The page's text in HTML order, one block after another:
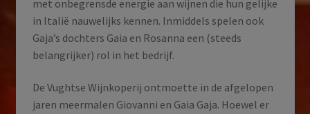
met onbegrensde energie aan wijnen die hun gelijke
in Italië nauwelijks kennen. Inmiddels spelen ook
Gaja’s dochters Gaia en Rosanna een (steeds
belangrijker) rol in het bedrijf.
De Vughtse Wijnkoperij ontmoette in de afgelopen
jaren meermalen Giovanni en Gaia Gaja. Hoewel er